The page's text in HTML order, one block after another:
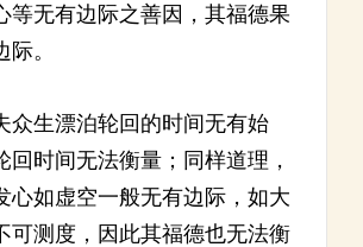
等无有边际之善因，其福德果
。
众生漂泊轮回的时间无有始
回时间无法衡量；同样道理，
心如虚空一般无有边际，如大
可测度，因此其福德也无法衡